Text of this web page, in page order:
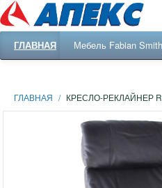
ГЛАВНАЯ Мебель Fabian Smith
ГЛАВНАЯ / КРЕСЛО-РЕКЛАЙНЕР